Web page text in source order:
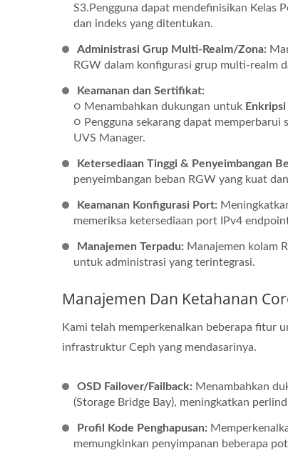
S3.Pengguna dapat mendefinisikan Kelas
dan indeks yang ditentukan.
Administrasi Grup Multi-Realm/Zona:
RGW dalam konfigurasi grup multi-realm
Keamanan dan Sertifikat:
○ Menambahkan dukungan untuk Enkripsi
○ Pengguna sekarang dapat
UVS Manager.
Ketersediaan Tinggi & Penyeimbangan
penyeimbangan beban RGW yang kuat
Keamanan Konfigurasi Port:
memeriksa ketersediaan port IPv4
Manajemen Terpadu: Manajemen kolam
untuk administrasi yang terintegrasi.
Manajemen Dan Ketahanan
Kami telah memperkenalkan beberapa fitur
infrastruktur Ceph yang mendasarinya.
OSD Failover/Failback: Menambahkan
(Storage Bridge Bay), meningkatkan
Profil Kode Penghapusan:
memungkinkan penyimpanan beberapa